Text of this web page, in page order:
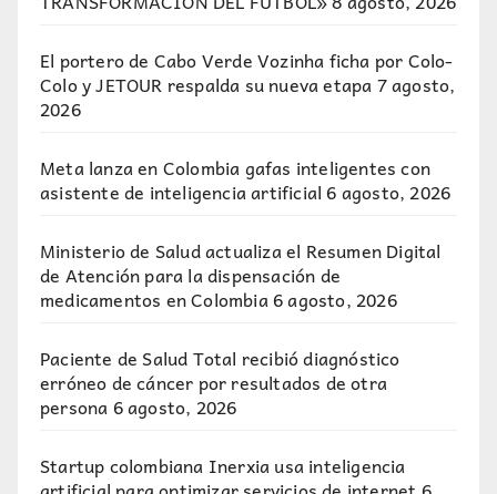
El portero de Cabo Verde Vozinha ficha por Colo-
Colo y JETOUR respalda su nueva etapa7 agosto,
2026
Meta lanza en Colombia gafas inteligentes con
asistente de inteligencia artificial 6 agosto, 2026
Ministerio de Salud actualiza el Resumen Digital
de Atención para la dispensación de
medicamentos en Colombia6 agosto, 2026
Paciente de Salud Total recibió diagnóstico
erróneo de cáncer por resultados de otra
persona6 agosto, 2026
Startup colombiana Inerxia usa inteligencia